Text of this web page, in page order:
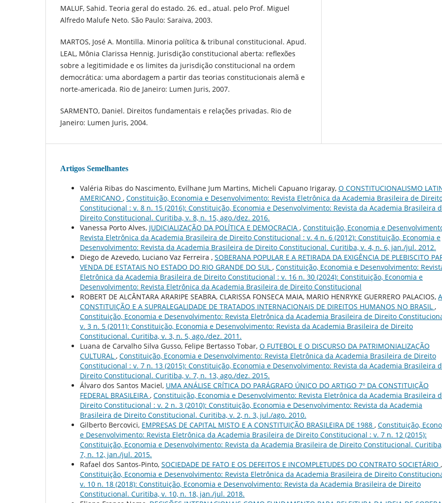
MALUF, Sahid. Teoria geral do estado. 26. ed., atual. pelo Prof. Miguel
Alfredo Malufe Neto. São Paulo: Saraiva, 2003.
MARTOS, José A. Montilla. Minoria política & tribunal constitucional. Apud.
LEAL, Mônia Clarissa Hennig. Jurisdição constitucional aberta: reflexões
sobre a legitimidade e os limites da jurisdição constitucional na ordem
democrática: uma abordagem a partir das teorias constitucionais alemã e
norte-americada. Rio de Janeiro: Lumen Juris, 2007.
SARMENTO, Daniel. Direitos fundamentais e relações privadas. Rio de
Janeiro: Lumen Juris, 2004.
Artigos Semelhantes
Valéria Ribas do Nascimento, Evilhane Jum Martins, Micheli Capuano Irigaray, O CONSTITUCIONALISMO
AMERICANO , Constituição, Economia e Desenvolvimento: Revista Eletrônica da Academia Brasileira de
Constitucional : v. 8 n. 15 (2016): Constituição, Economia e Desenvolvimento: Revista da Academia Brasileira
Direito Constitucional. Curitiba, v. 8, n. 15, ago./dez. 2016.
Vanessa Porto Alves, JUDICIALIZAÇÃO DA POLÍTICA E DEMOCRACIA , Constituição, Economia e
Revista Eletrônica da Academia Brasileira de Direito Constitucional : v. 4 n. 6 (2012): Constituição, Economia e
Desenvolvimento: Revista da Academia Brasileira de Direito Constitucional. Curitiba, v. 4, n. 6, jan./jul. 2012.
Diego de Azevedo, Luciano Vaz Ferreira , SOBERANA POPULAR E A RETIRADA DA EXIGÊNCIA DE PLEBISCITO
VENDA DE ESTATAIS NO ESTADO DO RIO GRANDE DO SUL , Constituição, Economia e Desenvolvimento:
Eletrônica da Academia Brasileira de Direito Constitucional : v. 16 n. 30 (2024): Constituição, Economia e
Desenvolvimento: Revista Eletrônica da Academia Brasileira de Direito Constitucional
ROBERT DE ALCÂNTARA ARARIPE SEABRA, CLARISSA FONSECA MAIA, MARIO HENRYKE GUERRERO PALACIOS, A
CONSTITUIÇÃO E A SUPRALEGALIDADE DE TRATADOS INTERNACIONAIS DE DIREITOS HUMANOS NO BRASIL ,
Constituição, Economia e Desenvolvimento: Revista Eletrônica da Academia Brasileira de Direito
v. 3 n. 5 (2011): Constituição, Economia e Desenvolvimento: Revista da Academia Brasileira de Direito
Constitucional. Curitiba, v. 3, n. 5, ago./dez. 2011.
Luana de Carvalho Silva Gusso, Felipe Bertasso Tobar, O FUTEBOL E O DISCURSO DA PATRIMONIALIZAÇÃO
CULTURAL , Constituição, Economia e Desenvolvimento: Revista Eletrônica da Academia Brasileira de Direito
Constitucional : v. 7 n. 13 (2015): Constituição, Economia e Desenvolvimento: Revista da Academia Brasileira
Direito Constitucional. Curitiba, v. 7, n. 13, ago./dez. 2015.
Álvaro dos Santos Maciel, UMA ANÁLISE CRÍTICA DO PARÁGRAFO ÚNICO DO ARTIGO 7º DA CONSTITUIÇÃO
FEDERAL BRASILEIRA , Constituição, Economia e Desenvolvimento: Revista Eletrônica da Academia Brasileira
Direito Constitucional : v. 2 n. 3 (2010): Constituição, Economia e Desenvolvimento: Revista da Academia
Brasileira de Direito Constitucional. Curitiba, v. 2, n. 3, jul./ago. 2010.
Gilberto Bercovici, EMPRESAS DE CAPITAL MISTO E A CONSTITUIÇÃO BRASILEIRA DE 1988 , Constituição,
e Desenvolvimento: Revista Eletrônica da Academia Brasileira de Direito Constitucional : v. 7 n. 12 (2015):
Constituição, Economia e Desenvolvimento: Revista da Academia Brasileira de Direito Constitucional.
7, n. 12, jan./jul. 2015.
Rafael dos Santos-Pinto, SOCIEDADE DE FATO E OS DEFEITOS E INCOMPLETUDES DO CONTRATO SOCIETÁRIO ,
Constituição, Economia e Desenvolvimento: Revista Eletrônica da Academia Brasileira de Direito
v. 10 n. 18 (2018): Constituição, Economia e Desenvolvimento: Revista da Academia Brasileira de Direito
Constitucional. Curitiba, v. 10, n. 18, jan./jul. 2018.